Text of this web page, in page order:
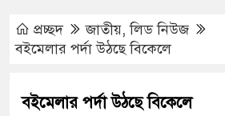
প্রচ্ছদ জাতীয়,লিড নিউজ
বইমেলার পর্দা উঠছে বিকেলে
বইমেলার পর্দা উঠছে বিকেলে